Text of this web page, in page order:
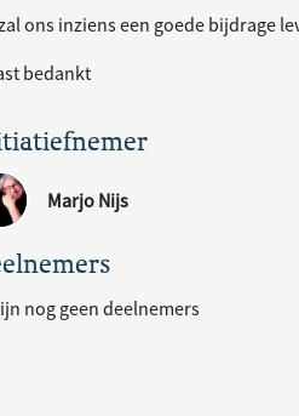
ons inziens een goede bijdrage
bedankt
Marjo Nijs
nog geen deelnemers